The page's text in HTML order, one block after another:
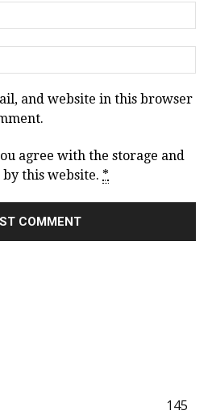
and website in this browser
agree with the storage and
this website. *
145